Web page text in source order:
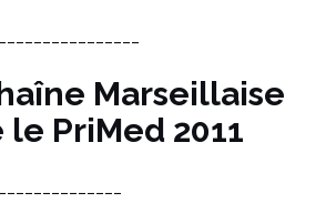
Marseillaise
PriMed 2011